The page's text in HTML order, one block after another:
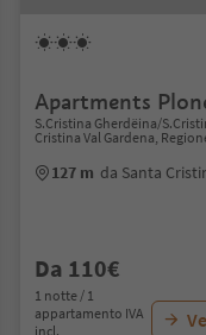
Apartments
S.Cristina Gherdëina/
Cristina Val Gardena,
127 m da Santa
Da 110€
1 notte / 1
appartamento IVA
incl.